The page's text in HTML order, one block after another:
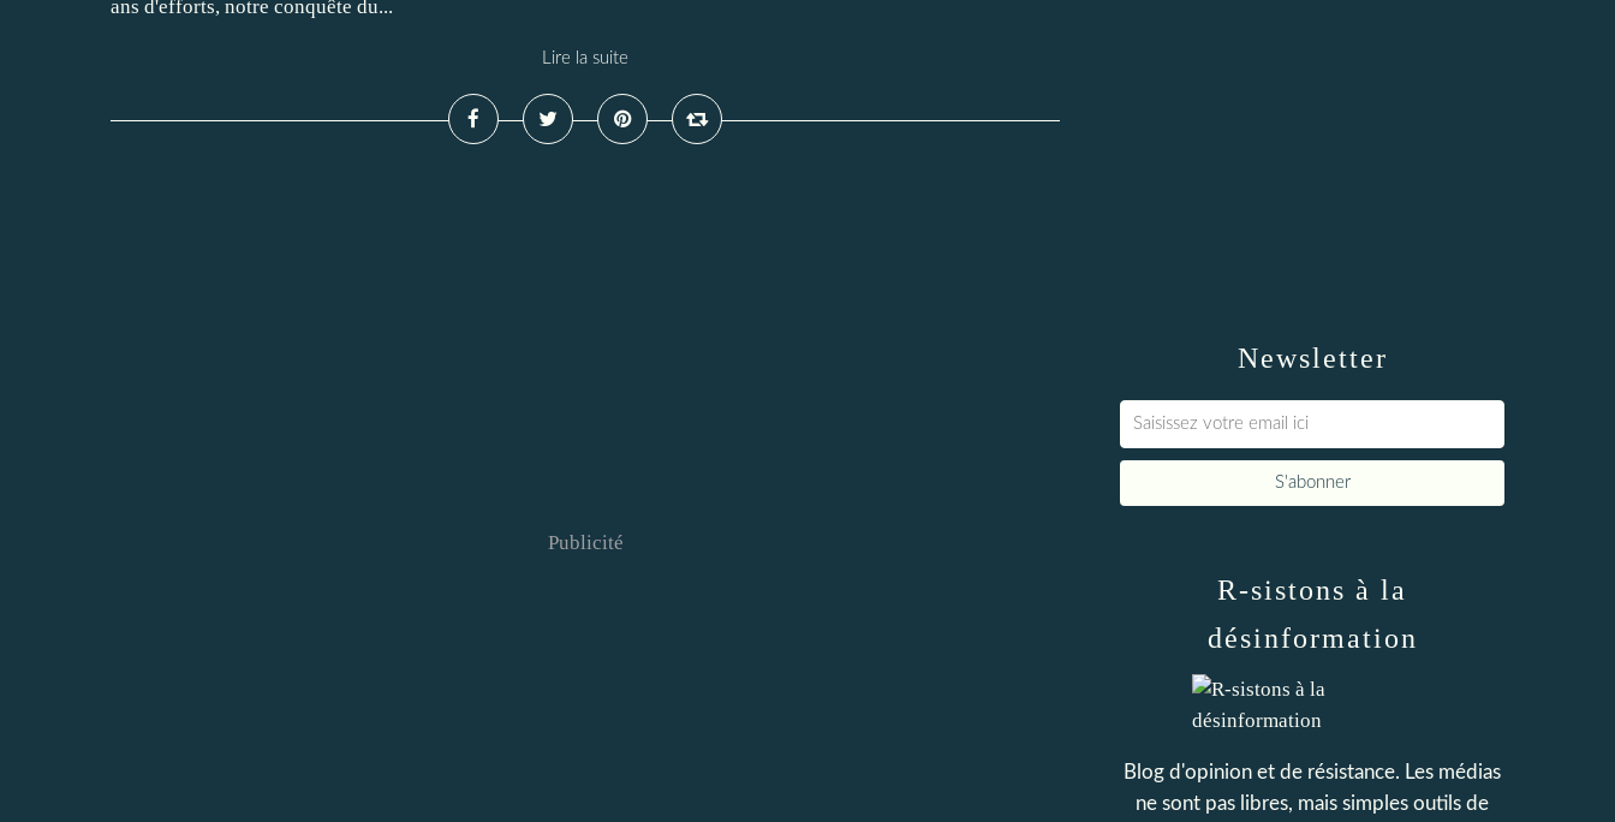
ans d'efforts, notre conquête du...
Lire la suite
Publicité
Newsletter
R-sistons à la
désinformation
Blog d'opinion et de résistance. Les médias
ne sont pas libres, mais simples outils de